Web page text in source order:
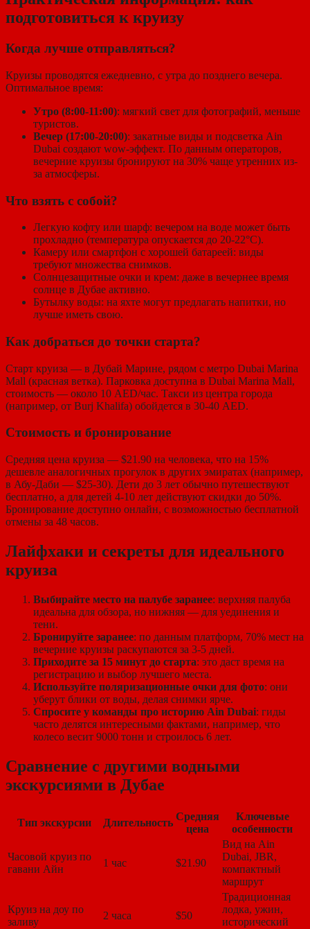
подготовиться к круизу
Когда лучше отправляться?
Круизы проводятся ежедневно, с утра до позднего вечера.
Оптимальное время:
Утро (8:00-11:00): мягкий свет для фотографий, меньше
туристов.
Вечер (17:00-20:00): закатные виды и подсветка Ain
Dubai создают wow-эффект. По данным операторов,
вечерние круизы бронируют на 30% чаще утренних из-
за атмосферы.
Что взять с собой?
Легкую кофту или шарф: вечером на воде может быть
прохладно (температура опускается до 20-22°C).
Камеру или смартфон с хорошей батареей: виды
требуют множества снимков.
Солнцезащитные очки и крем: даже в вечернее время
солнце в Дубае активно.
Бутылку воды: на яхте могут предлагать напитки, но
лучше иметь свою.
Как добраться до точки старта?
Старт круиза — в Дубай Марине, рядом с метро Dubai Marina
Mall (красная ветка). Парковка доступна в Dubai Marina Mall,
стоимость — около 10 AED/час. Такси из центра города
(например, от Burj Khalifa) обойдется в 30-40 AED.
Стоимость и бронирование
Средняя цена круиза — $21.90 на человека, что на 15%
дешевле аналогичных прогулок в других эмиратах (например,
в Абу-Даби — $25-30). Дети до 3 лет обычно путешествуют
бесплатно, а для детей 4-10 лет действуют скидки до 50%.
Бронирование доступно онлайн, с возможностью бесплатной
отмены за 48 часов.
Лайфхаки и секреты для идеального
круиза
Выбирайте место на палубе заранее: верхняя палуба
идеальна для обзора, но нижняя — для уединения и
тени.
Бронируйте заранее: по данным платформ, 70% мест на
вечерние круизы раскупаются за 3-5 дней.
Приходите за 15 минут до старта: это даст время на
регистрацию и выбор лучшего места.
Используйте поляризационные очки для фото: они
уберут блики от воды, делая снимки ярче.
Спросите у команды про историю Ain Dubai: гиды
часто делятся интересными фактами, например, что
колесо весит 9000 тонн и строилось 6 лет.
Сравнение с другими водными
экскурсиями в Дубае
Тип экскурсии Длительность
Средняя
цена
Ключевые
особенности
Часовой круиз по
гавани Айн
1 час $21.90
Вид на Ain
Dubai, JBR,
компактный
маршрут
Круиз на доу по
заливу
2 часа $50
Традиционная
лодка, ужин,
исторический